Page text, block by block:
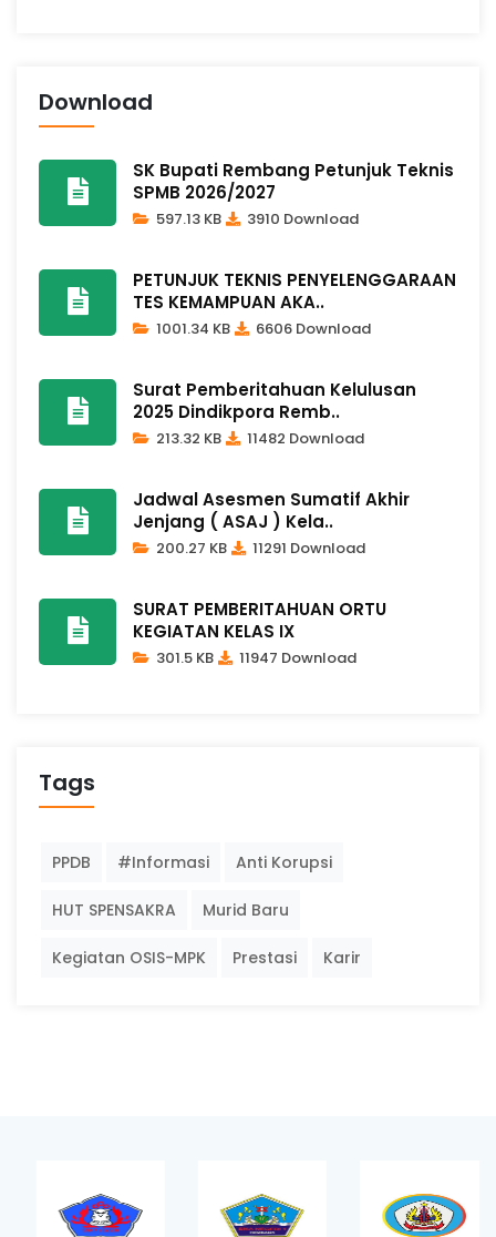
Download
SK Bupati Rembang Petunjuk Teknis
SPMB 2026/2027
597.13 KB 3910 Download
PETUNJUK TEKNIS PENYELENGGARAAN
TES KEMAMPUAN AKA..
1001.34 KB 6606 Download
Surat Pemberitahuan Kelulusan
2025 Dindikpora Remb..
213.32 KB 11482 Download
Jadwal Asesmen Sumatif Akhir
Jenjang ( ASAJ ) Kela..
200.27 KB 11291 Download
SURAT PEMBERITAHUAN ORTU
KEGIATAN KELAS IX
301.5 KB 11947 Download
Tags
PPDB #Informasi Anti Korupsi
HUT SPENSAKRA Murid Baru
Kegiatan OSIS-MPK Prestasi Karir